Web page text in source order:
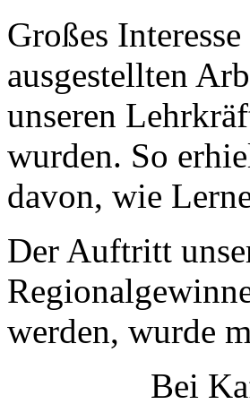
Großes
ausgestellten
unseren
wurden. So
davon, wie
Der Auftritt
werden, wurde
Bei